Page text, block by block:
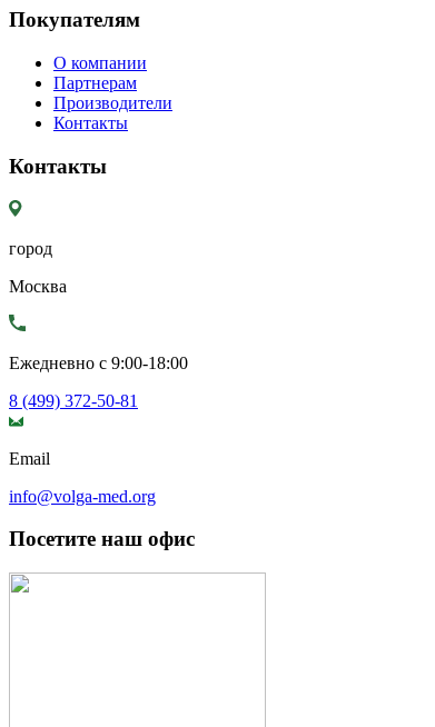
Покупателям
О компании
Партнерам
Производители
Контакты
Контакты
город
Москва
Ежедневно с 9:00-18:00
8 (499) 372-50-81
Email
info@volga-med.org
Посетите наш офис